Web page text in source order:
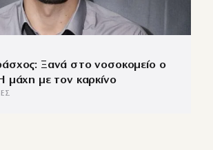
Ξανά στο νοσοκομείο ο
μάχη με τον καρκίνο